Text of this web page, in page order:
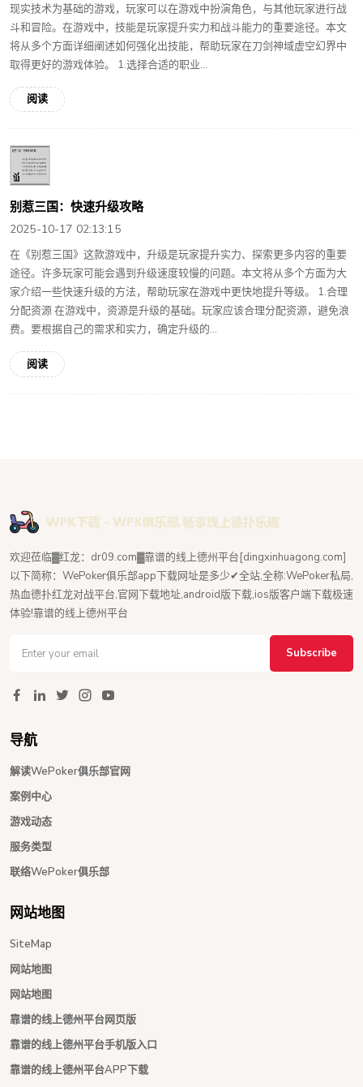
现实技术为基础的游戏，玩家可以在游戏中扮演角色，与其他玩家进行战
斗和冒险。在游戏中，技能是玩家提升实力和战斗能力的重要途径。本文
将从多个方面详细阐述如何强化出技能，帮助玩家在刀剑神域虚空幻界中
取得更好的游戏体验。 1.选择合适的职业...
阅读
别惹三国：快速升级攻略
2025-10-17 02:13:15
在《别惹三国》这款游戏中，升级是玩家提升实力、探索更多内容的重要
途径。许多玩家可能会遇到升级速度较慢的问题。本文将从多个方面为大
家介绍一些快速升级的方法，帮助玩家在游戏中更快地提升等级。 1.合理
分配资源 在游戏中，资源是升级的基础。玩家应该合理分配资源，避免浪
费。要根据自己的需求和实力，确定升级的...
阅读
欢迎莅临▓红龙：dr09.com▓靠谱的线上德州平台[dingxinhuagong.com]
以下简称：WePoker俱乐部app下载网址是多少✔全站,全称:WePoker私局,
热血德扑红龙对战平台,官网下载地址,android版下载,ios版客户端下载极速
体验!靠谱的线上德州平台
Subscribe
导航
解读WePoker俱乐部官网
案例中心
游戏动态
服务类型
联络WePoker俱乐部
网站地图
SiteMap
网站地图
网站地图
靠谱的线上德州平台网页版
靠谱的线上德州平台手机版入口
靠谱的线上德州平台APP下载